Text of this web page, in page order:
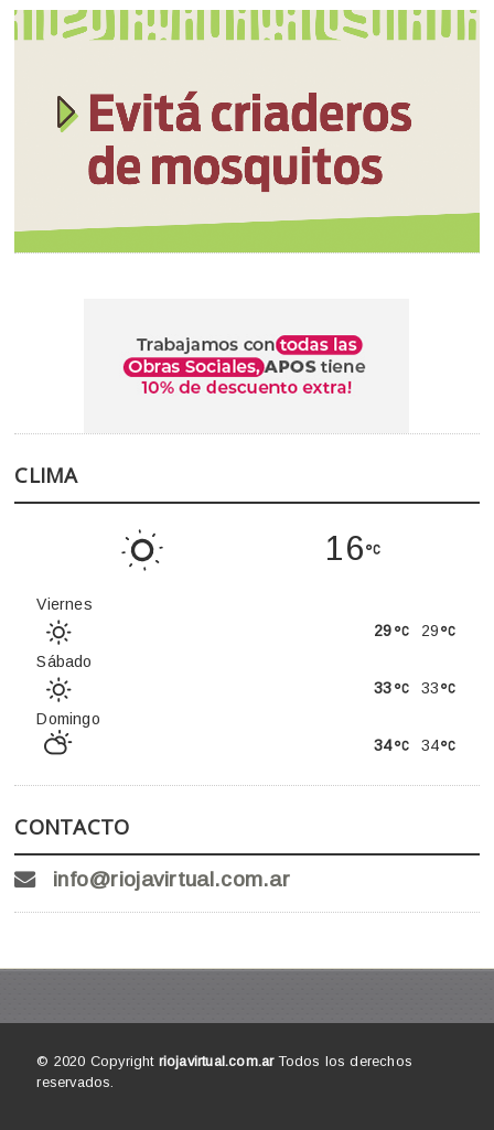
CLIMA
16
Viernes
29
29
Sábado
33
33
Domingo
34
34
CONTACTO
info@riojavirtual.com.ar
© 2020 Copyright riojavirtual.com.arTodos los derechos
reservados.